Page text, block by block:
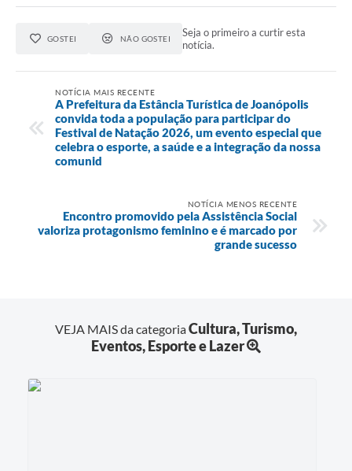
GOSTEI NÃO GOSTEI
Seja o primeiro a curtir esta
notícia.
NOTÍCIA MAIS RECENTE
A Prefeitura da Estância Turística de Joanópolis
convida toda a população para participar do
Festival de Natação 2026, um evento especial que
celebra o esporte, a saúde e a integração da nossa
comunid
NOTÍCIA MENOS RECENTE
Encontro promovido pela Assistência Social
valoriza protagonismo feminino e é marcado por
grande sucesso
VEJA MAIS da categoriaCultura, Turismo,
Eventos, Esporte e Lazer